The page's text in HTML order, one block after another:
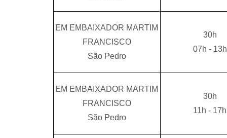
EM EMBAIXADOR MARTIM
FRANCISCO
São Pedro
30h
07h - 13h
EM EMBAIXADOR MARTIM
FRANCISCO
São Pedro
30h
11h - 17h